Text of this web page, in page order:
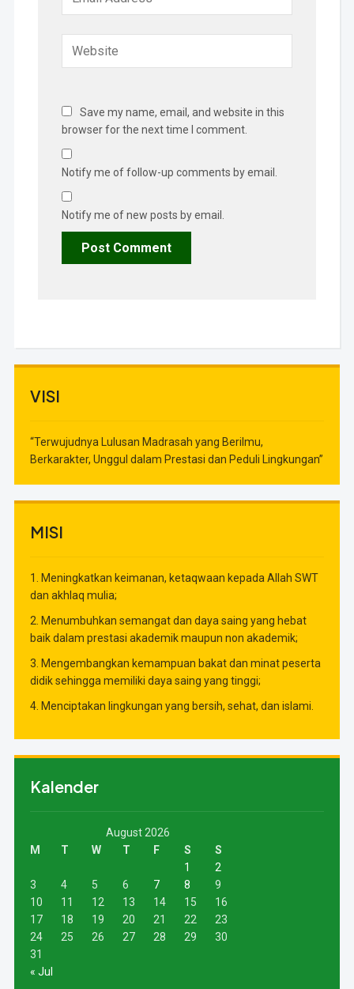
VISI
“Terwujudnya Lulusan Madrasah yang Berilmu,
Berkarakter, Unggul dalam Prestasi dan Peduli Lingkungan”
MISI
1. Meningkatkan keimanan, ketaqwaan kepada Allah SWT
dan akhlaq mulia;
2. Menumbuhkan semangat dan daya saing yang hebat
baik dalam prestasi akademik maupun non akademik;
3. Mengembangkan kemampuan bakat dan minat peserta
didik sehingga memiliki daya saing yang tinggi;
4. Menciptakan lingkungan yang bersih, sehat, dan islami.
Kalender
August 2026
M
T W T F S
S
1
2
3
4 5 6 7 8
9
10
11 12 13 14 15
16
17
18 19 20 21 22
23
24
25 26 27 28 29
30
31
« Jul
Save my name, email, and website in this
browser for the next time I comment.
Notify me of follow-up comments by email.
Notify me of new posts by email.